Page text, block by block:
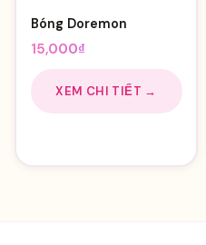
Bóng Doremon
15,000₫
XEM CHI TIẾT →